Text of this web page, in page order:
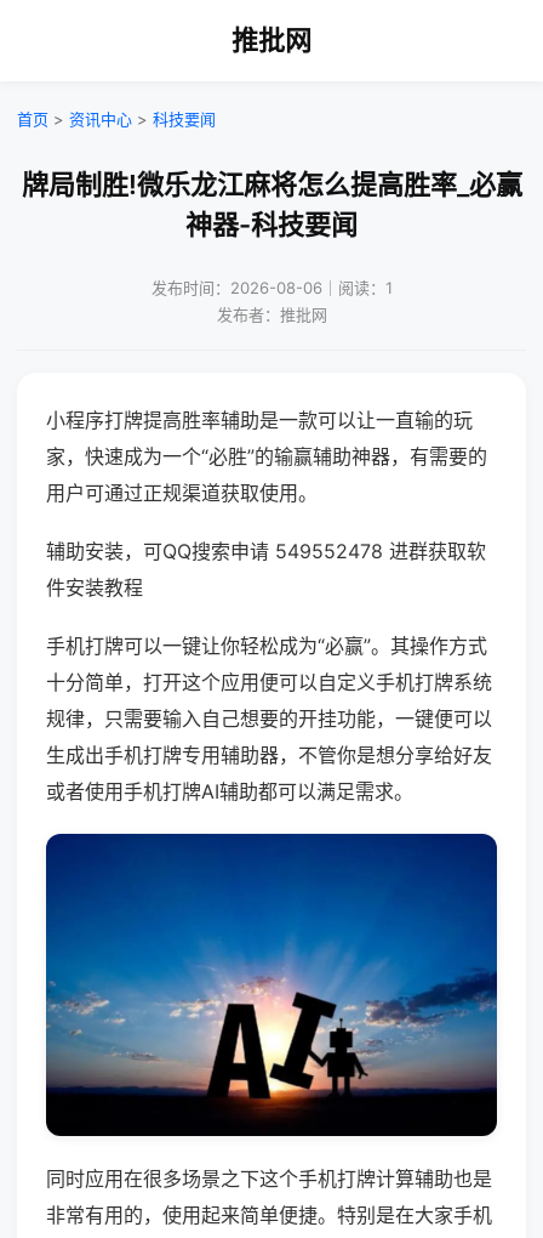
推批网
首页 > 资讯中心 > 科技要闻
牌局制胜!微乐龙江麻将怎么提高胜率_必赢
神器-科技要闻
发布时间：2026-08-06｜阅读：1
发布者：推批网
小程序打牌提高胜率辅助是一款可以让一直输的玩
家，快速成为一个“必胜”的输赢辅助神器，有需要的
用户可通过正规渠道获取使用。
辅助安装，可QQ搜索申请 549552478 进群获取软
件安装教程
手机打牌可以一键让你轻松成为“必赢”。其操作方式
十分简单，打开这个应用便可以自定义手机打牌系统
规律，只需要输入自己想要的开挂功能，一键便可以
生成出手机打牌专用辅助器，不管你是想分享给好友
或者使用手机打牌AI辅助都可以满足需求。
同时应用在很多场景之下这个手机打牌计算辅助也是
非常有用的，使用起来简单便捷。特别是在大家手机